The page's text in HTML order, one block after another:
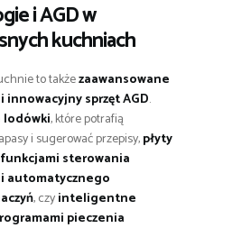
i AGD w
kuchniach
to takżezaawansowane
sprzęt AGD.
, które potrafią
i sugerować przepisy,płyty
sterowania
automatycznego
, czyinteligentne
pieczenia